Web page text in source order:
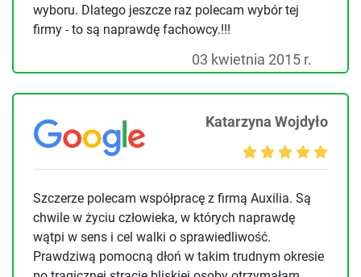
wyboru. Dlatego jeszcze raz polecam wybór tej
firmy - to są naprawdę fachowcy.!!!
03 kwietnia 2015 r.
Katarzyna Wojdyło
Szczerze polecam współpracę z firmą Auxilia. Są
chwile w życiu człowieka, w których naprawdę
wątpi w sens i cel walki o sprawiedliwość.
Prawdziwą pomocną dłoń w takim trudnym okresie